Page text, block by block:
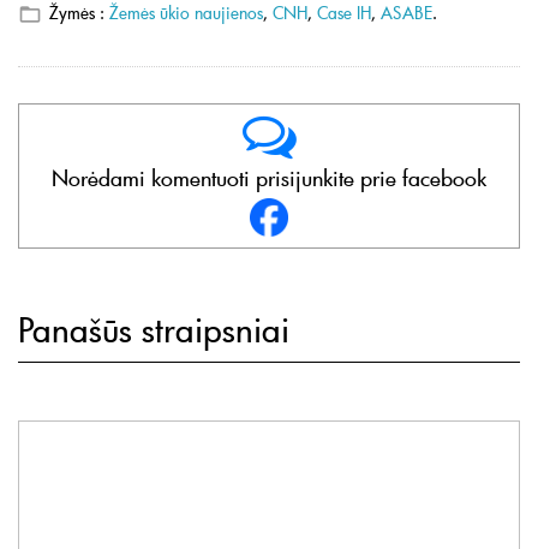
Žymės : Žemės ūkio naujienos, CNH, Case IH, ASABE.
Norėdami komentuoti prisijunkite prie facebook
Panašūs straipsniai